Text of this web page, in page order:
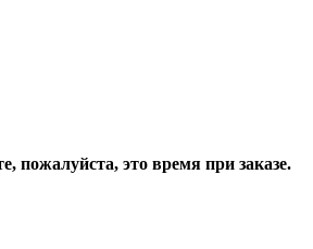
пожалуйста, это время при заказе.